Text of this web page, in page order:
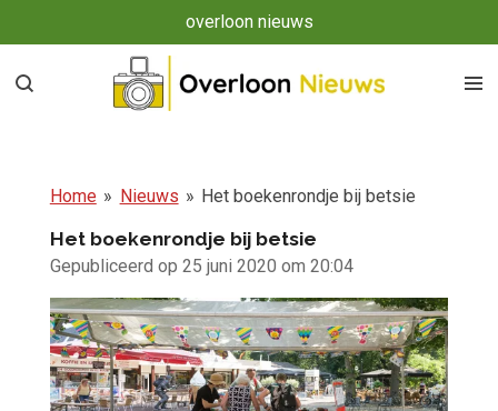
direct
naar
overloon nieuws
Home » Nieuws » Het boekenrondje bij betsie
Het boekenrondje bij betsie
Gepubliceerd op 25 juni 2020 om 20:04